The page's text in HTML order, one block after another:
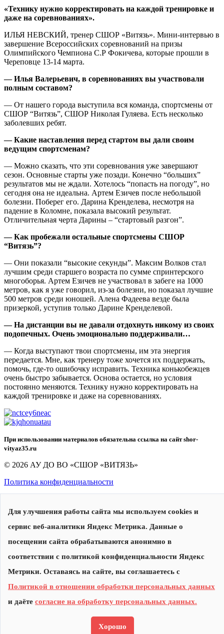
«Технику нужно корректировать на каждой тренировке и
даже на соревнованиях».
ИЛЬЯ НЕВСКИЙ, тренер СШОР «Витязь». Мини-интервью в
завершение Всероссийских соревнований на призы
Олимпийского Чемпиона С.Р Фокичева, которые прошли в
Череповце 13-14 марта.
— Илья Валерьевич, в соревнованиях вы участвовали
полным составом?
— От нашего города выступила вся команда, спортсмены от
СШОР “Витязь”, СШОР Николая Гуляева. Есть несколько
заболевших ребят.
— Какие наставления перед стартом вы дали своим
ведущим спортсменам?
— Можно сказать, что эти соревнования уже завершают
сезон. Основные старты уже позади. Конечно “больших”
результатов мы не ждали. Хотелось “попасть на погоду”, но
сегодня она не идеальна. Артем Езичев после небольшой
болезни. Поберег его. Дарина Кренделева, несмотря на
падение в Коломне, показала высокий результат.
Отличительная черта Дарины – “стартовый разгон”.
— Как пробежали остальные спортсмены СШОР
“Витязь”?
— Они показали “высокие секунды”. Максим Волков стал
лучшим среди старшего возраста по сумме спринтерского
многоборья. Артем Езичев не участвовал в забеге на 1000
метров, как я уже говорил, из-за болезни, но показал лучшие
500 метров среди юношей. Алена Фадеева везде была
призеркой, уступив только Дарине Кренделевой.
— На дистанции вы не давали отдохнуть никому из своих
подопечных. Очень эмоционально поддерживали…
— Когда выступают твои спортсмены, им эта энергия
передается. Мне, как тренеру тоже хочется их поддержать,
помочь, где-то ошибочку исправить. Техника конькобежцев
очень быстро забывается. Основа остается, но условия
постоянно меняются. Технику нужно корректировать на
каждой тренировке и даже на соревнованиях.
При использовании материалов обязательна ссылка на сайт shor-
vityaz35.ru
© 2026 АУ ДО ВО «СШОР «ВИТЯЗЬ»
Политика конфиденциальности
Сделано в
Для улучшения работы сайта мы используем cookies и
сервис веб-аналитики Яндекс Метрика. Данные о
посещении сайта обрабатываются анонимно в
соответствии с политикой конфиденциальности Яндекс
Метрики. Оставаясь на сайте, вы соглашаетесь с
Политикой в отношении обработки персональных данных
и даёте согласие на обработку персональных данных.
Хорошо